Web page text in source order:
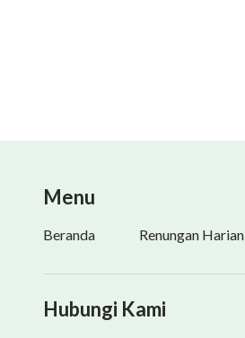
Menu
Beranda Renungan Harian
Hubungi Kami